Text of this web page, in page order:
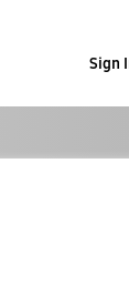
Sign